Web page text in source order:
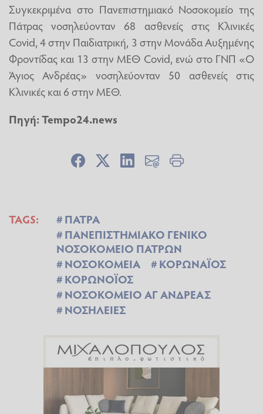
Συγκεκριμένα στο Πανεπιστημιακό Νοσοκομείο της
Πάτρας νοσηλεύονταν 68 ασθενείς στις Κλινικές
Covid, 4 στην Παιδιατρική, 3 στην Μονάδα Αυξημένης
Φροντίδας και 13 στην ΜΕΘ Covid, ενώ στο ΓΝΠ «Ο
Άγιος Ανδρέας» νοσηλεύονταν 50 ασθενείς στις
Κλινικές και 6 στην ΜΕΘ.
Πηγή: Tempo24.news
TAGS:
ΠΑΤΡΑ
ΠΑΝΕΠΙΣΤΗΜΙΑΚΟ ΓΕΝΙΚΟ
ΝΟΣΟΚΟΜΕΙΟ ΠΑΤΡΩΝ
ΝΟΣΟΚΟΜΕΙΑ
ΚΟΡΩΝΑΪΟΣ
ΚΟΡΩΝΟΪΟΣ
ΝΟΣΟΚΟΜΕΙΟ ΑΓ ΑΝΔΡΕΑΣ
ΝΟΣΗΛΕΙΕΣ